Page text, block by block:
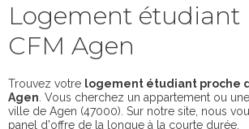
Logement étudiant
CFM Agen
Trouvez votre logement étudiant proche
Agen . Vous cherchez un appartement ou
ville de Agen (47000). Sur notre site, nous
panel d'offre de la longue à la courte durée.